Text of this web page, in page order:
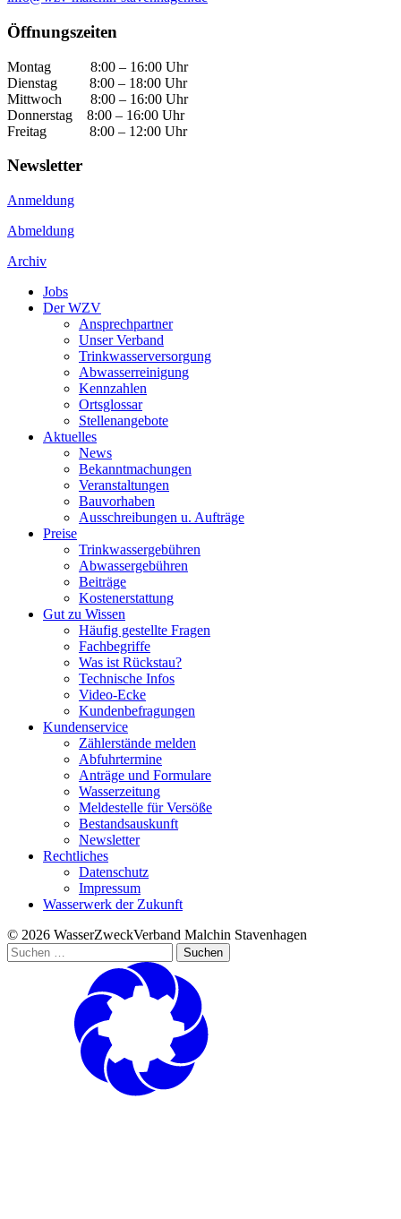
Öffnungszeiten
Montag 8:00 – 16:00 Uhr
Dienstag 8:00 – 18:00 Uhr
Mittwoch 8:00 – 16:00 Uhr
Donnerstag 8:00 – 16:00 Uhr
Freitag 8:00 – 12:00 Uhr
Newsletter
Anmeldung
Abmeldung
Archiv
Jobs
Der WZV
Ansprechpartner
Unser Verband
Trinkwasser­versorgung
Abwasserreinigung
Kennzahlen
Ortsglossar
Stellenangebote
Aktuelles
News
Bekanntmachungen
Veranstaltungen
Bauvorhaben
Ausschreibungen u. Aufträge
Preise
Trinkwassergebühren
Abwassergebühren
Beiträge
Kostenerstattung
Gut zu Wissen
Häufig gestellte Fragen
Fachbegriffe
Was ist Rückstau?
Technische Infos
Video-Ecke
Kundenbefragungen
Kundenservice
Zählerstände melden
Abfuhrtermine
Anträge und Formulare
Wasserzeitung
Meldestelle für Versöße
Bestandsauskunft
Newsletter
Rechtliches
Datenschutz
Impressum
Wasserwerk der Zukunft
© 2026 WasserZweckVerband­ Malchin Stavenhagen